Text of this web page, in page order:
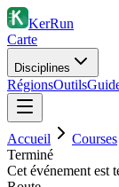
KerRun
Carte
Disciplines
RégionsOutils
Accueil Courses
Terminé
Cet événement est